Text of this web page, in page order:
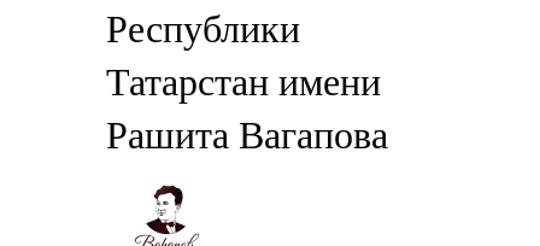
Республики
Татарстан имени
Рашита Вагапова